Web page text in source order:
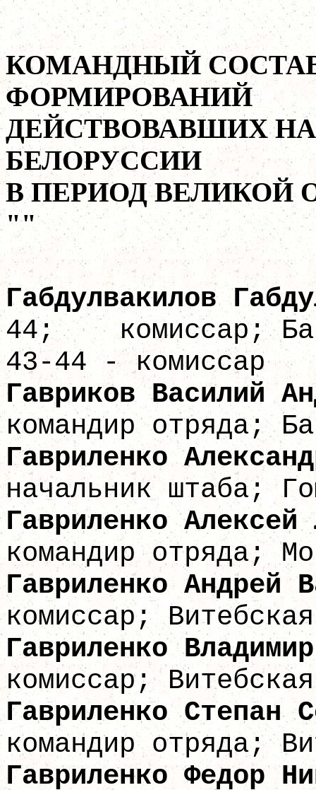
КОМАНДНЫЙ
ФОРМИРОВАНИЙ
ДЕЙСТВОВАВШИХ
БЕЛОРУССИИ
В ПЕРИОД ВЕЛИКОЙ
""
Габдулвакилов
44; комиссар;
43-44 - комиссар
Гавриков
командир отряда;
Гавриленко
начальник штаба;
Гавриленко
командир отряда;
Гавриленко
комиссар;
Гавриленко
комиссар;
Гавриленко
командир отряда;
Гавриленко